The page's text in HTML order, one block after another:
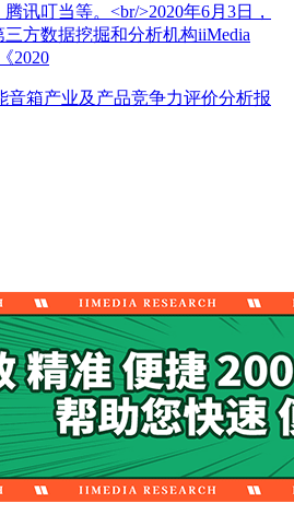
讯叮当等。<br/>2020年6月3日，
方数据挖掘和分析机构iiMedia
2020